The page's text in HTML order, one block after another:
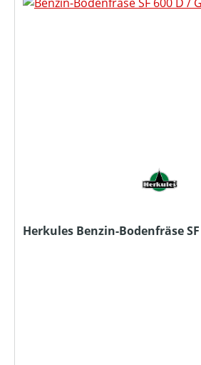
Herkules Benzin-Bodenfräse SF